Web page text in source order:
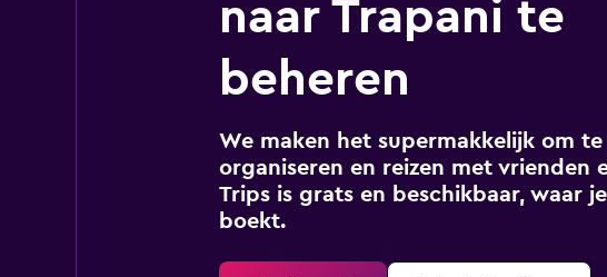
naar Trapani te
beheren
We maken het supermakkelijk om te
organiseren en reizen met vrienden
Trips is grats en beschikbaar, waar
boekt.